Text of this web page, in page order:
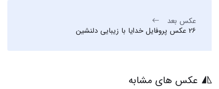
عکس بعد
26 عکس پروفایل خدایا با زیبایی دلنشین
عکس های مشابه